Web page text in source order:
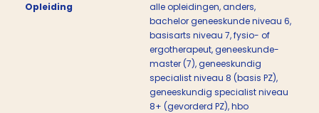
Opleiding
alle opleidingen, anders,
bachelor geneeskunde niveau 6,
basisarts niveau 7, fysio- of
ergotherapeut, geneeskunde-
master (7), geneeskundig
specialist niveau 8 (basis PZ),
geneeskundig specialist niveau
8+ (gevorderd PZ), hbo